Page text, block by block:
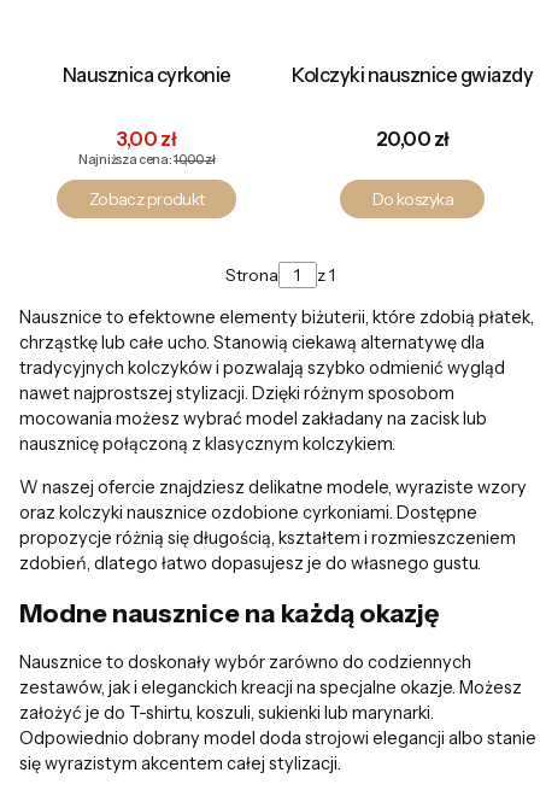
Nausznica cyrkonie
Cena promocyjna
3,00 zł
Najniższa cena:10,00 zł
Zobacz produkt
Kolczyki nausznice gwiazdy
Cena
20,00 zł
Do koszyka
Strona
z 1
Nausznice to efektowne elementy biżuterii, które zdobią płatek,
chrząstkę lub całe ucho. Stanowią ciekawą alternatywę dla
tradycyjnych kolczyków i pozwalają szybko odmienić wygląd
nawet najprostszej stylizacji. Dzięki różnym sposobom
mocowania możesz wybrać model zakładany na zacisk lub
nausznicę połączoną z klasycznym kolczykiem.
W naszej ofercie znajdziesz delikatne modele, wyraziste wzory
oraz kolczyki nausznice ozdobione cyrkoniami. Dostępne
propozycje różnią się długością, kształtem i rozmieszczeniem
zdobień, dlatego łatwo dopasujesz je do własnego gustu.
Modne nausznice na każdą okazję
Nausznice to doskonały wybór zarówno do codziennych
zestawów, jak i eleganckich kreacji na specjalne okazje. Możesz
założyć je do T-shirtu, koszuli, sukienki lub marynarki.
Odpowiednio dobrany model doda strojowi elegancji albo stanie
się wyrazistym akcentem całej stylizacji.